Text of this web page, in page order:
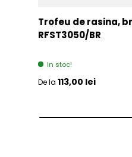
Trofeu de rasina,
RFST3050/BR
In stoc!
Pret initial
De la 113,00 lei